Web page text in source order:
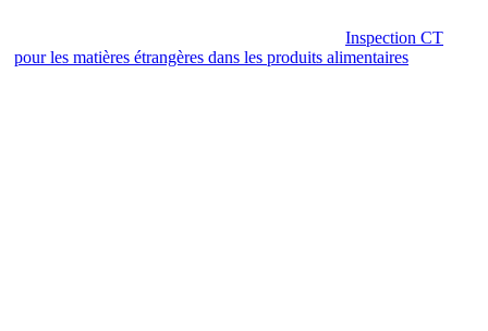
Inspection CT
pour les matières étrangères dans les produits alimentaires